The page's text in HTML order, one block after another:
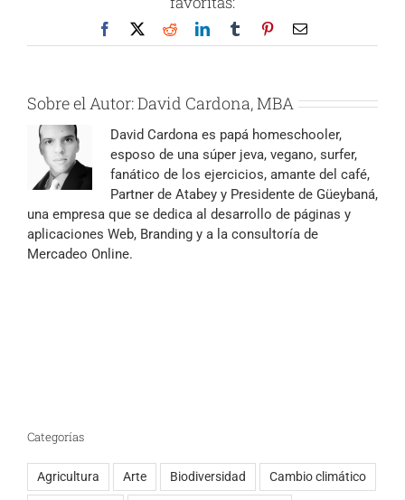
Facebook RedditLinkedInTumblr PinterestCorreo
electrónico
Sobre el Autor:David Cardona, MBA
David Cardona es papá homeschooler,
esposo de una súper jeva, vegano, surfer,
fanático de los ejercicios, amante del café,
Partner de Atabey y Presidente de Güeybaná,
una empresa que se dedica al desarrollo de páginas y
aplicaciones Web, Branding y a la consultoría de
Mercadeo Online.
Categorías
Agricultura Arte Biodiversidad Cambio climático